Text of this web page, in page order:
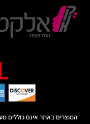
המוצרים באתר אינם כוללים